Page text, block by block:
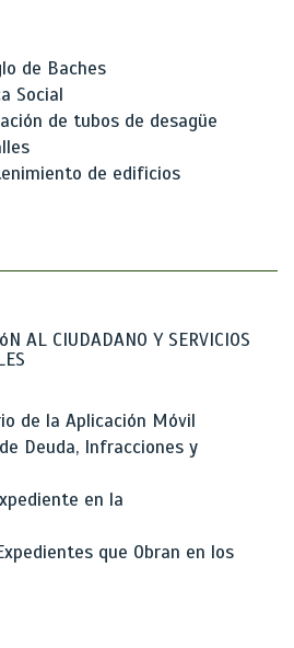
de Baches
Social
de tubos de desagüe
de edificios
AL CIUDADANO Y SERVICIOS
de la Aplicación Móvil
Deuda, Infracciones y
en la
que Obran en los